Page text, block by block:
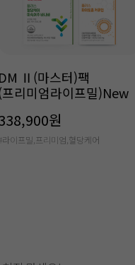
DM Ⅱ(마스터)팩
리미엄라이프밀)New
원
라이프밀,프리미엄,혈당케어